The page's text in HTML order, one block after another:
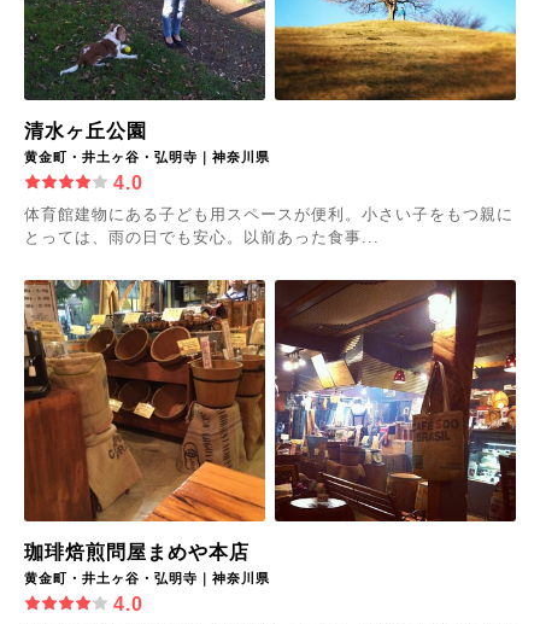
清水ヶ丘公園
黄金町・井土ヶ谷・弘明寺｜神奈川県
4.0
体育館建物にある子ども用スペースが便利。小さい子をもつ親に
とっては、雨の日でも安心。以前あった食事...
珈琲焙煎問屋まめや本店
黄金町・井土ヶ谷・弘明寺｜神奈川県
4.0